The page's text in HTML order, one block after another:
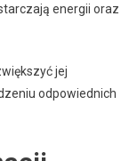
energii oraz
jej
odpowiednich